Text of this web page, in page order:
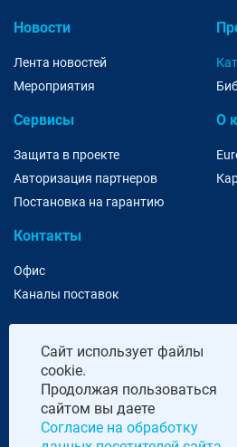
Новости
Лента новостей
Мероприятия
Сервисы
Защита в проекте
Авторизация партнеров
Постановка на гарантию
О
Контакты
Офис
Каналы поставок
@ 2006-2026 Eurolan | 115193, Москва, 7-я
495 252 07 99 | E-Mail: moscow@eurolan.ru
Политика обработки данных|Согласие
Сайт использует файлы
cookie.
Продолжая пользоваться
сайтом вы даете
Согласие на обработку